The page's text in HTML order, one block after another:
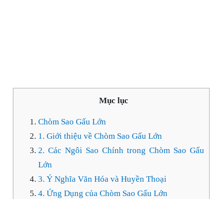
Mục lục
Chòm Sao Gấu Lớn
1. Giới thiệu về Chòm Sao Gấu Lớn
2. Các Ngôi Sao Chính trong Chòm Sao Gấu
Lớn
3. Ý Nghĩa Văn Hóa và Huyền Thoại
4. Ứng Dụng của Chòm Sao Gấu Lớn